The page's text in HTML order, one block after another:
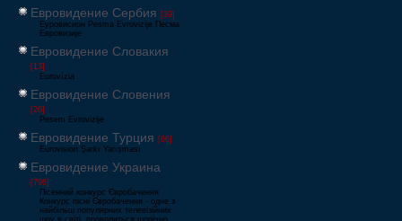
Евровидение Сербия [39]
Еуровисион Pesma Evrovizije Песма
Евровизије
Евровидение Словакия
[13]
Eurovízia
Евровидение Словения
[26]
Pesem Evrovizije
Евровидение Турция [66]
Eurovision Şarkı Yarışması
Евровидение Украина
[796]
Пісенний конкурс Євробачення
Конкурс пісні Євробачення - одне з
найбільш популярних телевізійних
шоу в світі, проводиться щорічно,